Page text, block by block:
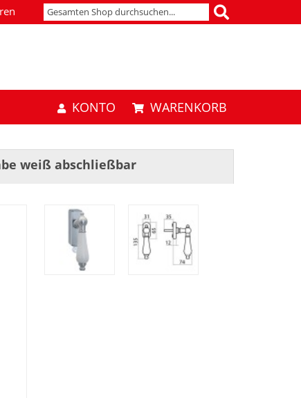
KONTO WARENKORB
weiß abschließbar